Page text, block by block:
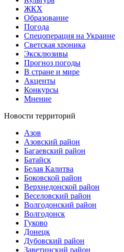
ЖКХ
Образование
Погода
Спецоперация на Украине
Светская хроника
Эксклюзивы
Прогноз погоды
В стране и мире
Акценты
Конкурсы
Мнение
Новости территорий
Азов
Азовский район
Багаевский район
Батайск
Белая Калитва
Боковской район
Верхнедонской район
Веселовский район
Волгодонский район
Волгодонск
Гуково
Донецк
Дубовский район
Заветинский район